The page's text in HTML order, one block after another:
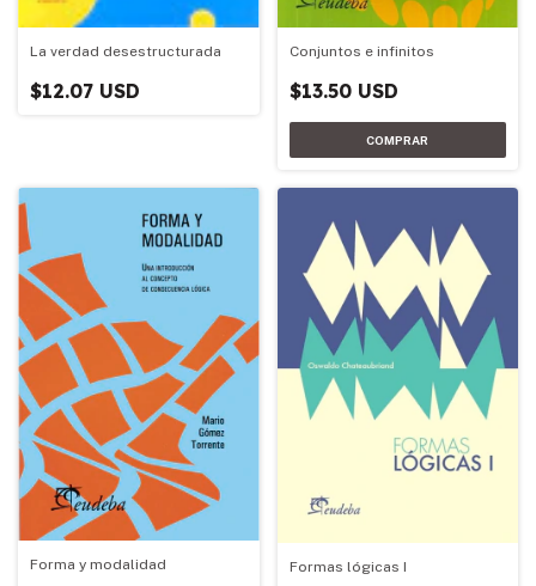
La verdad desestructurada
$12.07 USD
Conjuntos e infinitos
$13.50 USD
Forma y modalidad Formas lógicas I